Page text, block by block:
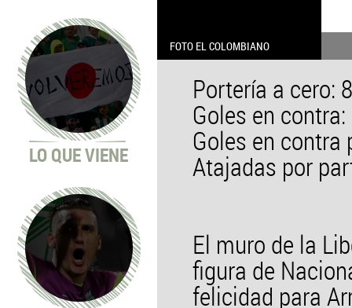
LO QUE VIENE
FOTO EL COLOMBIANO
Portería a cero:
Goles en
Goles en contra
Atajadas por
El muro de la
figura de
felicidad para